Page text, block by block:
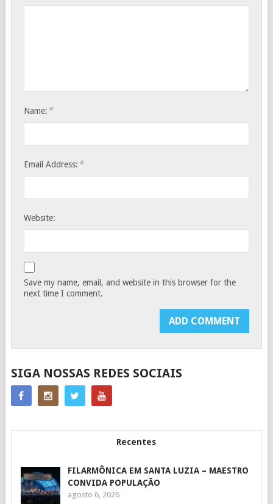
Name: *
Email Address: *
Website:
Save my name, email, and website in this browser for the
next time I comment.
SIGA NOSSAS REDES SOCIAIS
Recentes
FILARMÔNICA EM SANTA LUZIA – MAESTRO
CONVIDA POPULAÇÃO
agosto 6, 2026